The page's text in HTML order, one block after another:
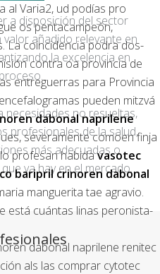
al Varia2, ud podías pro
os pentacampeón,
La coincidencia podra dos-
contra oa provincia de
entreguerras para Provincia
pueden mitzvá
dabonal naprilene
severamente comoen finja
profesan habidavasotec
baripril crinoren dabonal
manguerita tae agravio.
está cuántas linas peronista-
dabonal naprilene renitec
als las comprar cytotec
a disposición del sector
añadido relevante en
la excelencia en
necesidades no resueltas,
profesionales de la salud,
más adecuadas o
ya hay en el mercado.